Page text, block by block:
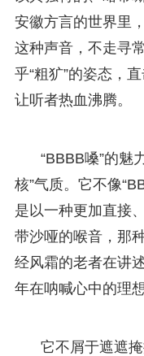
安徽方言的世界里
这种声音，不走寻
乎“粗犷”的姿态，
让听者热血沸腾。
“BBBB嗓”的魅
核”气质。它不像
是以一种更加直接
带沙哑的喉音，那
经风霜的老者在讲
年在呐喊心中的理想
它不屑于遮遮